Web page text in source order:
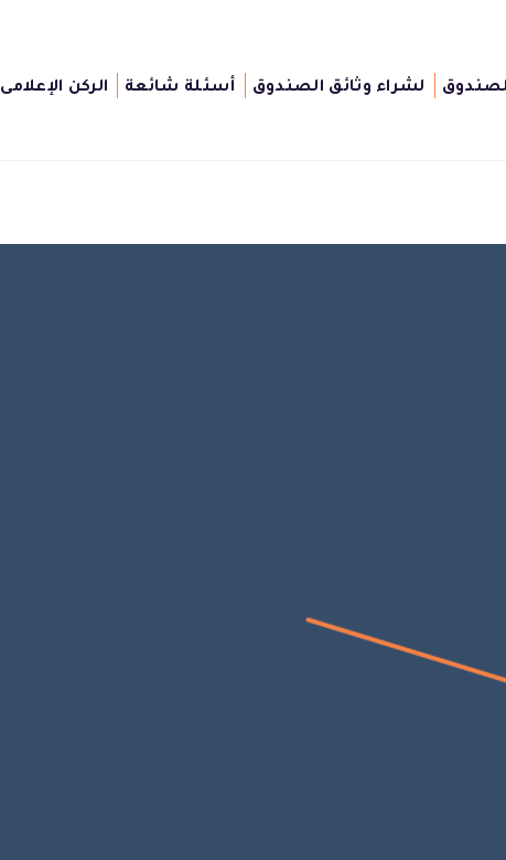
لشراء وثائق الصندوق أسئلة شائعة الركن الإعلامى